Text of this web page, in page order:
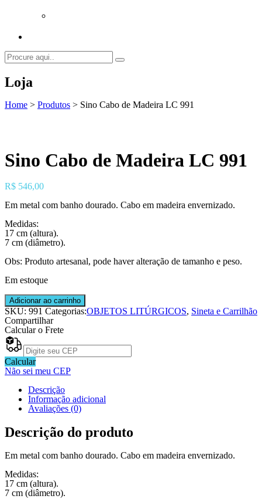
Loja
Home > Produtos > Sino Cabo de Madeira LC 991
Sino Cabo de Madeira LC 991
R$ 546,00
Em metal com banho dourado. Cabo em madeira envernizado.
Medidas:
17 cm (altura).
7 cm (diâmetro).
Obs: Produto artesanal, pode haver alteração de tamanho e peso.
Em estoque
Sino
Cabo
de
Madeira
LC
991
quantidade
Adicionar ao carrinho
SKU: 991 Categorias:OBJETOS LITÚRGICOS, Sineta e Carrilhão
Compartilhar
Calcular o Frete
Calcular
Não sei meu CEP
Descrição
Informação adicional
Avaliações (0)
Descrição do produto
Em metal com banho dourado. Cabo em madeira envernizado.
Medidas:
17 cm (altura).
7 cm (diâmetro).